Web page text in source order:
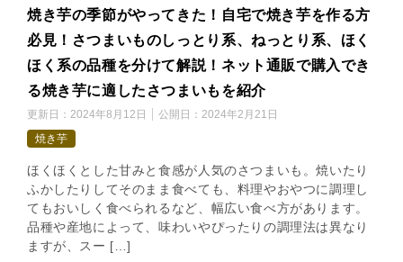
焼き芋の季節がやってきた！自宅で焼き芋を作る方
必見！さつまいものしっとり系、ねっとり系、ほく
ほく系の品種を分けて解説！ネット通販で購入でき
る焼き芋に適したさつまいもを紹介
更新日： 2024年8月12日 公開日： 2024年2月21日
焼き芋
ほくほくとした甘みと食感が人気のさつまいも。焼いたり
ふかしたりしてそのまま食べても、料理やおやつに調理し
てもおいしく食べられるなど、幅広い食べ方があります。
品種や産地によって、味わいやぴったりの調理法は異なり
ますが、スー […]